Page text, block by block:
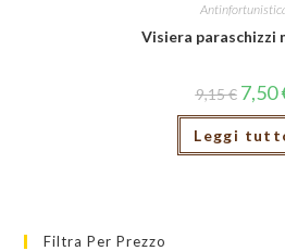
Visiera paraschizzi
9,15€ 7,50
Leggi
Filtra Per Prezzo